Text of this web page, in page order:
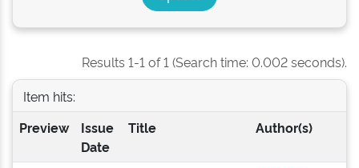
Results 1-1 of 1 (Search time: 0.002 seconds).
Item hits:
Preview
Issue
Date
Title Author(s)